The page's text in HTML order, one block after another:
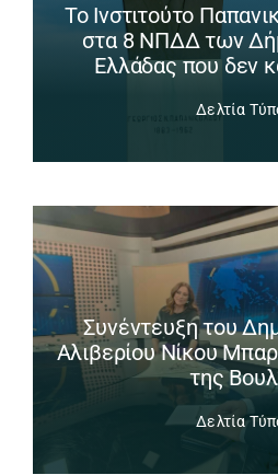
Το Ινστιτούτο
στα 8 ΝΠΔΔ των
Ελλάδας που δεν
Δελτία
Συνέντευξη του
Αλιβερίου Νίκου
της
Δελτία